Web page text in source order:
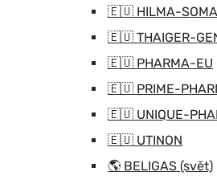
🇪🇺 HILMA-
🇪🇺 THAIGER-
🇪🇺 PHARMA-EU
🇪🇺 PRIME-
🇪🇺 UNIQUE-
🇪🇺 UTINON
🌎 BELIGAS (svět)